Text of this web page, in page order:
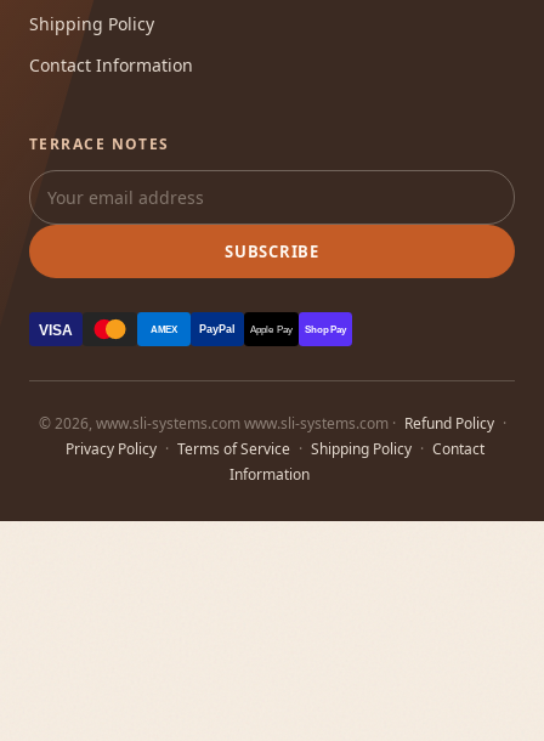
Shipping Policy
Contact Information
TERRACE NOTES
SUBSCRIBE
VISA AMEX PayPal Apple Pay Shop Pay
© 2026, www.sli-systems.com www.sli-systems.com · Refund Policy ·
Privacy Policy · Terms of Service · Shipping Policy · Contact
Information